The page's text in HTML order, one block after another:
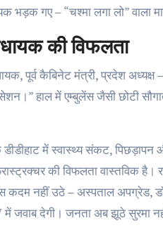
भड़क गए – “चश्मा लगा लो” वाला
की विफलता
पूर्व कैबिनेट मंत्री, प्रदेश अध्यक्ष
हाल में एम्बुलेंस जैसी छोटी
में स्वास्थ्य संकट, पिछड़ापन
की विफलता वास्तविक है।
कदम नहीं उठे – अस्पताल अपग्रेड,
में जवाब देगी। जनता अब झूठे सुरमा